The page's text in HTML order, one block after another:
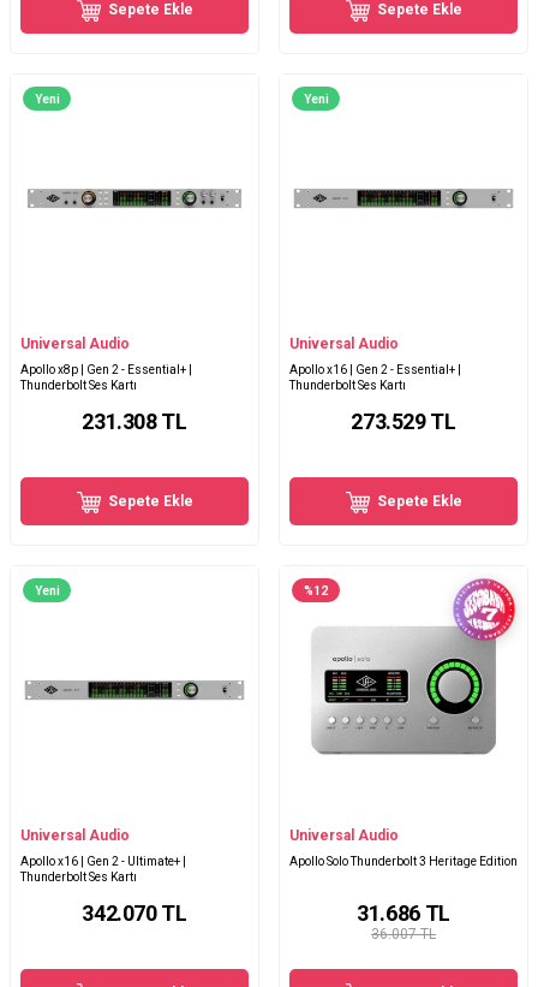
Sepete Ekle Sepete Ekle
Yeni
Universal Audio
Apollo x8p | Gen 2 - Essential+ |
Thunderbolt Ses Kartı
231.308TL
Sepete Ekle
Yeni
Universal Audio
Apollo x16 | Gen 2 - Essential+ |
Thunderbolt Ses Kartı
273.529TL
Sepete Ekle
Yeni
Universal Audio
Apollo x16 | Gen 2 - Ultimate+ |
Thunderbolt Ses Kartı
342.070TL
%12
Universal Audio
Apollo Solo Thunderbolt 3 Heritage Edition
36.007 TL
31.686TL